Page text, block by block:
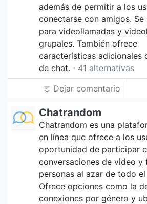
además de permitir a los
conectarse con amigos. Se
para videollamadas y
grupales. También ofrece
características adicionales
de chat. ⋅ 41 alternativas
Dejar comentario
Chatrandom
Chatrandom es una
en línea que ofrece a los
oportunidad de participar
conversaciones de video y
personas al azar de todo el
Ofrece opciones como la
conexiones por género y